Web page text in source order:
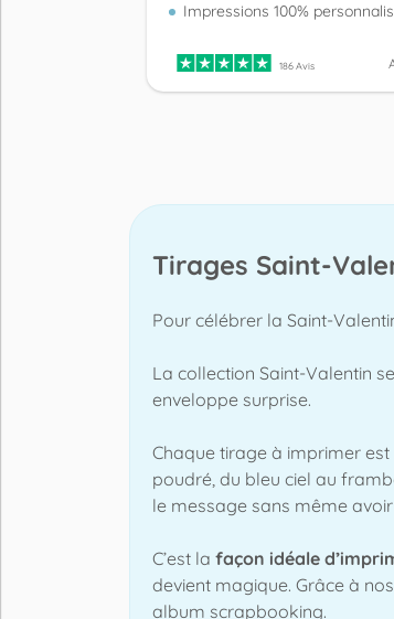
Impressions 100%
186 Avis
Tirages Saint-
Pour célébrer la Saint-
La collection Saint-Valentin
enveloppe surprise.
Chaque tirage à imprimer est
poudré, du bleu ciel au
le message sans même avoir
C’est la façon idéale
devient magique. Grâce à nos
album scrapbooking.